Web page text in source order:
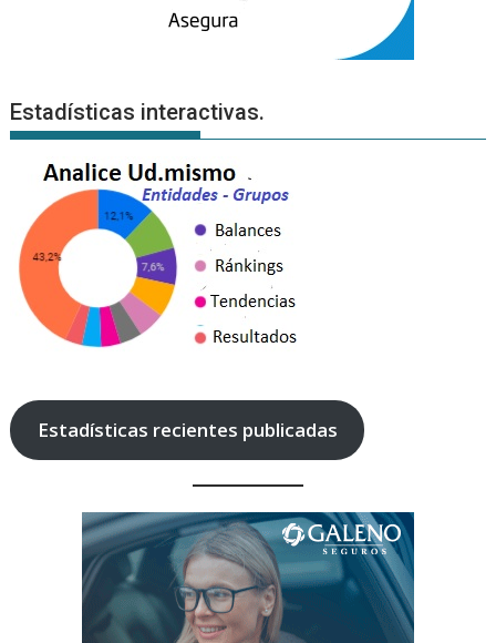
Estadísticas interactivas.
Estadísticas recientes publicadas